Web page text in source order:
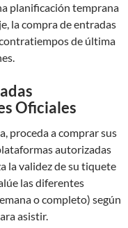
planificación temprana
la compra de entradas
de última
Oficiales
proceda a comprar sus
autorizadas
la validez de su tiquete
las diferentes
o completo) según
asistir.